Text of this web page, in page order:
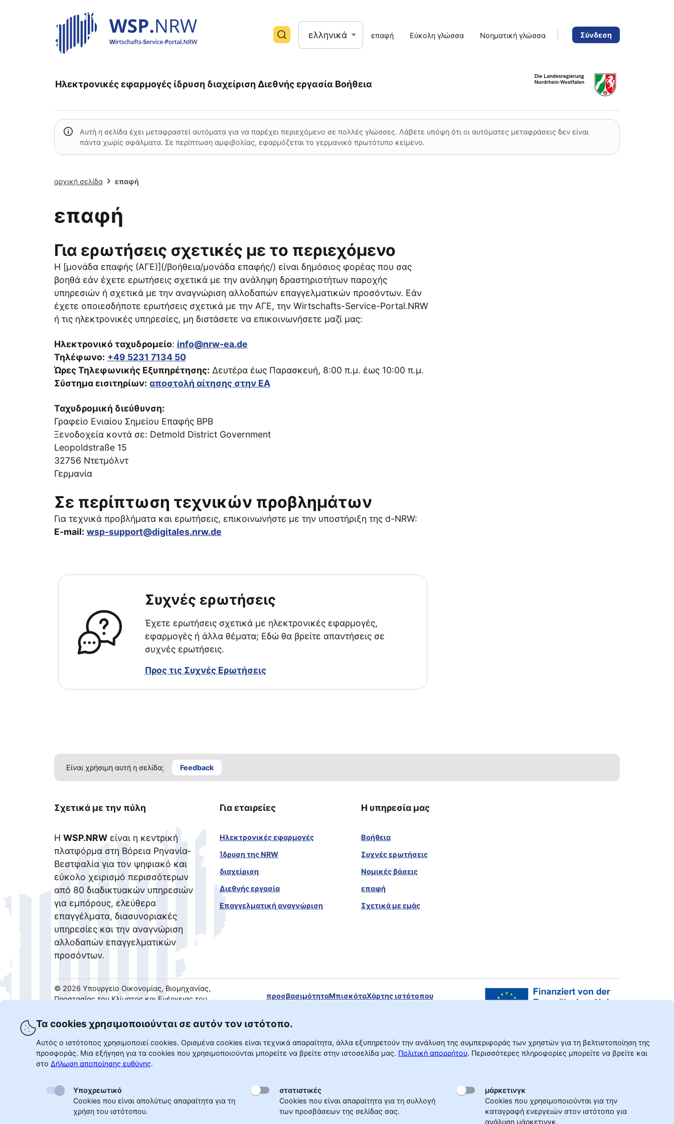
ελληνικά επαφή Εύκολη γλώσσα Νοηματική γλώσσα Σύνδεση
Ηλεκτρονικές εφαρμογές ίδρυση διαχείριση Διεθνής εργασία Βοήθεια
Αυτή η σελίδα έχει μεταφραστεί αυτόματα για να παρέχει περιεχόμενο σε πολλές γλώσσες. Λάβετε υπόψη ότι οι αυτόματες μεταφράσεις δεν είναι
πάντα χωρίς σφάλματα. Σε περίπτωση αμφιβολίας, εφαρμόζεται το γερμανικό πρωτότυπο κείμενο.
αρχική σελίδα επαφή
επαφή
Για ερωτήσεις σχετικές με το περιεχόμενο
Η [μονάδα επαφής (ΑΓΕ)](/βοήθεια/μονάδα επαφής/) είναι δημόσιος φορέας που σας
βοηθά εάν έχετε ερωτήσεις σχετικά με την ανάληψη δραστηριοτήτων παροχής
υπηρεσιών ή σχετικά με την αναγνώριση αλλοδαπών επαγγελματικών προσόντων. Εάν
έχετε οποιεσδήποτε ερωτήσεις σχετικά με την ΑΓΕ, την Wirtschafts-Service-Portal.NRW
ή τις ηλεκτρονικές υπηρεσίες, μη διστάσετε να επικοινωνήσετε μαζί μας:
Ηλεκτρονικό ταχυδρομείο: info@nrw-ea.de
Τηλέφωνο: +49 5231 7134 50
Ώρες Τηλεφωνικής Εξυπηρέτησης: Δευτέρα έως Παρασκευή, 8:00 π.μ. έως 10:00 π.μ.
Σύστημα εισιτηρίων: αποστολή αίτησης στην EA
Ταχυδρομική διεύθυνση:
Γραφείο Ενιαίου Σημείου Επαφής ΒΡΒ
Ξενοδοχεία κοντά σε: Detmold District Government
Leopoldstraße 15
32756 Ντετμόλντ
Γερμανία
Σε περίπτωση τεχνικών προβλημάτων
Για τεχνικά προβλήματα και ερωτήσεις, επικοινωνήστε με την υποστήριξη της d-NRW:
E-mail: wsp-support@digitales.nrw.de
Συχνές ερωτήσεις
Έχετε ερωτήσεις σχετικά με ηλεκτρονικές εφαρμογές,
εφαρμογές ή άλλα θέματα; Εδώ θα βρείτε απαντήσεις σε
συχνές ερωτήσεις.
Προς τις Συχνές Ερωτήσεις
Είναι χρήσιμη αυτή η σελίδα; Feedback
Σχετικά με την πύλη
Η WSP.NRWείναι η κεντρική
πλατφόρμα στη Βόρεια Ρηνανία-
Βεστφαλία για τον ψηφιακό και
εύκολο χειρισμό περισσότερων
από 80 διαδικτυακών υπηρεσιών
για εμπόρους, ελεύθερα
επαγγέλματα, διασυνοριακές
υπηρεσίες και την αναγνώριση
αλλοδαπών επαγγελματικών
προσόντων.
Για εταιρείες
Ηλεκτρονικές εφαρμογές
Ίδρυση της NRW
διαχείριση
Διεθνής εργασία
Επαγγελματική αναγνώριση
Η υπηρεσία μας
Βοήθεια
Συχνές ερωτήσεις
Νομικές βάσεις
επαφή
Σχετικά με εμάς
© 2026 Υπουργείο Οικονομίας, Βιομηχανίας,
Προστασίας του Κλίματος και Ενέργειας του
Βεστφαλίας.
προσβασιμότηταΜπισκόταΧάρτης ιστότοπου
Τα cookies χρησιμοποιούνται σε αυτόν τον ιστότοπο.
Αυτός ο ιστότοπος χρησιμοποιεί cookies. Ορισμένα cookies είναι τεχνικά απαραίτητα, άλλα εξυπηρετούν την ανάλυση της συμπεριφοράς των χρηστών για τη βελτιστοποίηση της
προσφοράς. Μια εξήγηση για τα cookies που χρησιμοποιούνται μπορείτε να βρείτε στην ιστοσελίδα μας. Πολιτική απορρήτου. Περισσότερες πληροφορίες μπορείτε να βρείτε και
στο Δήλωση αποποίησης ευθύνης.
Υποχρεωτικό
Cookies που είναι απολύτως απαραίτητα για τη
χρήση του ιστότοπου.
στατιστικές
Cookies που είναι απαραίτητα για τη συλλογή
των προσβάσεων της σελίδας σας.
μάρκετινγκ
Cookies που χρησιμοποιούνται για την
καταγραφή ενεργειών στον ιστότοπο για
ανάλυση μάρκετινγκ.